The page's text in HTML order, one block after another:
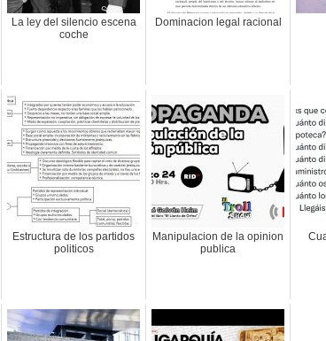
La ley del silencio escena
coche
Dominacion legal racional
Estructura de los partidos
politicos
Manipulacion de la opinion
publica